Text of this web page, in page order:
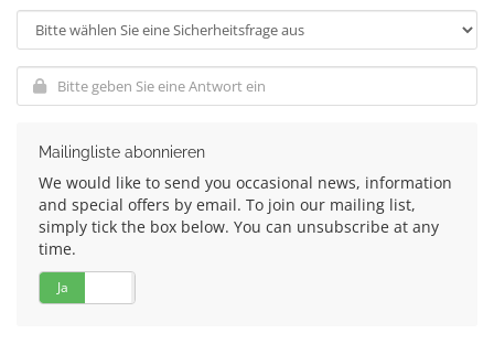
Mailingliste abonnieren
We would like to send you occasional news, information
and special offers by email. To join our mailing list,
simply tick the box below. You can unsubscribe at any
time.
Ja